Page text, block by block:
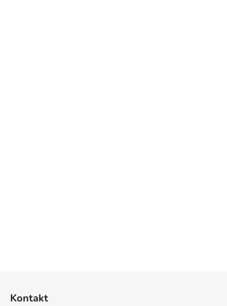
Kontakt